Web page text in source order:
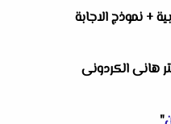
+ نموذج الاجابة
هانى الكردونى